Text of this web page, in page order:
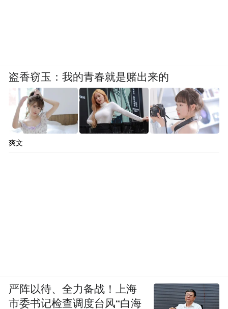
盗香窃玉：我的青春就是赌出来的
爽文
严阵以待、全力备战！上海
市委书记检查调度台风“白海